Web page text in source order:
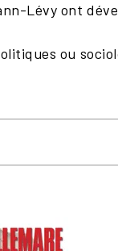
Lévy ont
ou